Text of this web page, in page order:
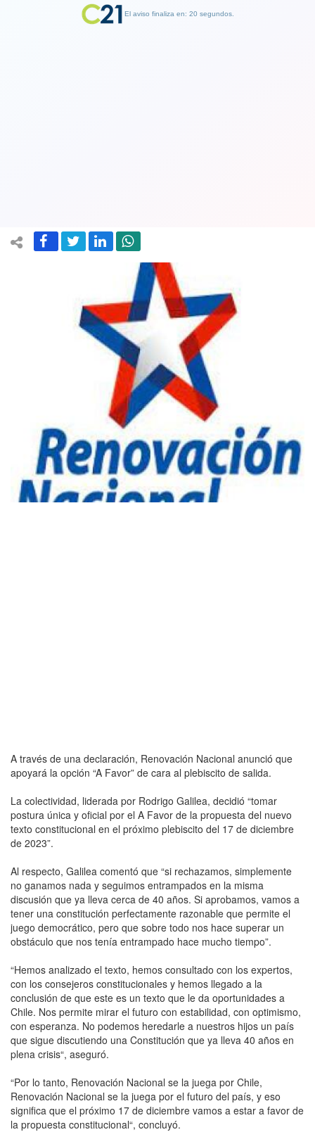
A través de una declaración, Renovación Nacional anunció que
apoyará la opción “A Favor” de cara al plebiscito de salida.
La colectividad, liderada por Rodrigo Galilea, decidió “tomar
postura única y oficial por el A Favor de la propuesta del nuevo
texto constitucional en el próximo plebiscito del 17 de diciembre
de 2023”.
Al respecto, Galilea comentó que “si rechazamos, simplemente
no ganamos nada y seguimos entrampados en la misma
discusión que ya lleva cerca de 40 años. Si aprobamos, vamos a
tener una constitución perfectamente razonable que permite el
juego democrático, pero que sobre todo nos hace superar un
obstáculo que nos tenía entrampado hace mucho tiempo”.
“Hemos analizado el texto, hemos consultado con los expertos,
con los consejeros constitucionales y hemos llegado a la
conclusión de que este es un texto que le da oportunidades a
Chile. Nos permite mirar el futuro con estabilidad, con optimismo,
con esperanza. No podemos heredarle a nuestros hijos un país
que sigue discutiendo una Constitución que ya lleva 40 años en
plena crisis“, aseguró.
“Por lo tanto, Renovación Nacional se la juega por Chile,
Renovación Nacional se la juega por el futuro del país, y eso
significa que el próximo 17 de diciembre vamos a estar a favor de
la propuesta constitucional“, concluyó.
El aviso finaliza en: 19 segundos.